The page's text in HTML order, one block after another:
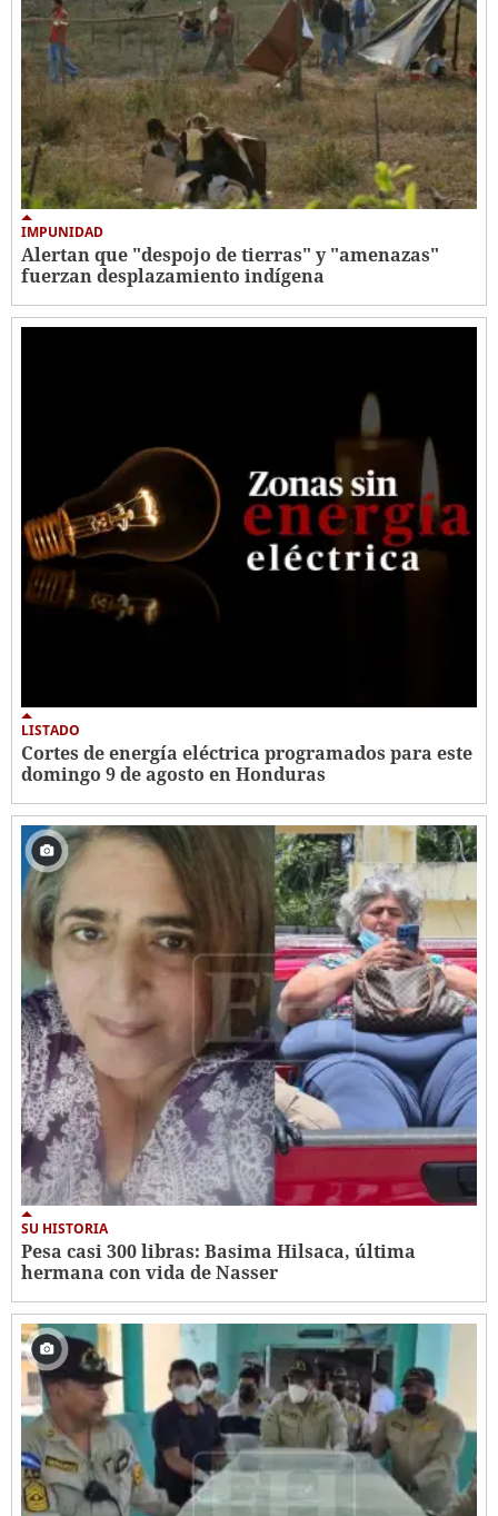
IMPUNIDAD
Alertan que "despojo de tierras" y "amenazas"
fuerzan desplazamiento indígena
LISTADO
Cortes de energía eléctrica programados para este
domingo 9 de agosto en Honduras
SU HISTORIA
Pesa casi 300 libras: Basima Hilsaca, última
hermana con vida de Nasser